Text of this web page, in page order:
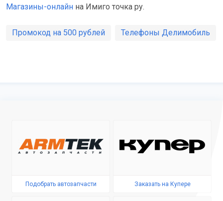
Магазины-онлайн на Имиго точка ру.
Промокод на 500 рублей Телефоны Делимобиль
Подобрать автозапчасти Заказать на Купере